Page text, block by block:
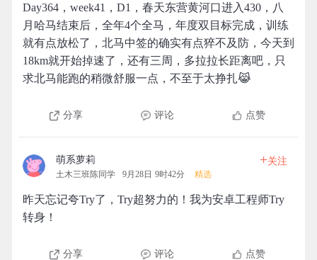
Day364，week41，D1，春天东营黄河口进入430，八
月哈马结束后，全年4个全马，年度双目标完成，训练
就有点放松了，北马中签的确实有点猝不及防，今天到
18km就开始掉速了，还有三周，多拉拉长距离吧，只
求北马能跑的稍微舒服一点，不至于太挣扎😹
分享 评论 点赞
萌系萝莉
土木三班陈同学 9月28日 9时42分 精选
+关注
昨天忘记夸Try了，Try超努力的！我为安卓工程师Try
转身！
分享 评论 点赞